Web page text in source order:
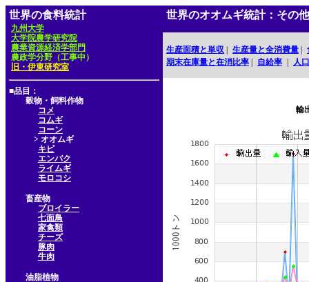
世界の食料統計
九州大学
大学院農学研究院
農業資源経済学部門
農政学分野（工事中）
旧・伊東研究室
■品目：
穀物・飼料作物
コメ
コムギ
コーン
> オオムギ
キビ
エンバク
ライムギ
モロコシ
畜産物
ブロイラー
七面鳥
家禽類
チーズ
豚肉
牛肉
油脂植物
世界のオオムギ統計：その
生産面積と単収 生産量と全消費量
期末在庫量と在消比率
自給率 人口
輸